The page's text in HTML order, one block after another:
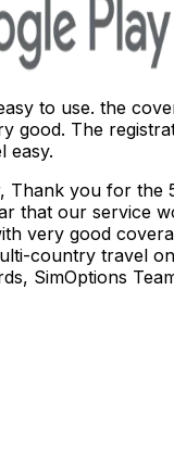
to use. the
good. The
easy.
Thank you for the
that our service
very good
country travel
SimOptions